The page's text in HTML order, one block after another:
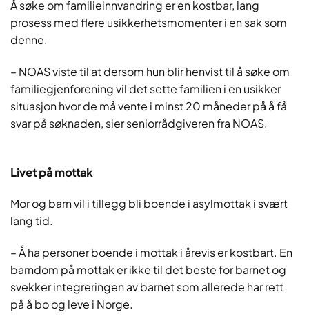
Å søke om familieinnvandring er en kostbar, lang
prosess med flere usikkerhetsmomenter i en sak som
denne.
– NOAS viste til at dersom hun blir henvist til å søke om
familiegjenforening vil det sette familien i en usikker
situasjon hvor de må vente i minst 20 måneder på å få
svar på søknaden, sier seniorrådgiveren fra NOAS.
Livet på mottak
Mor og barn vil i tillegg bli boende i asylmottak i svært
lang tid.
– Å ha personer boende i mottak i årevis er kostbart. En
barndom på mottak er ikke til det beste for barnet og
svekker integreringen av barnet som allerede har rett
på å bo og leve i Norge.